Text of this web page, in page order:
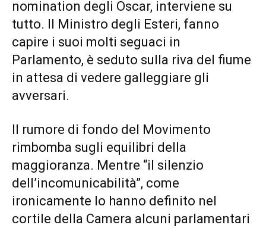
nomination degli Oscar, interviene su
tutto. Il Ministro degli Esteri, fanno
capire i suoi molti seguaci in
Parlamento, è seduto sulla riva del fiume
in attesa di vedere galleggiare gli
avversari.
Il rumore di fondo del Movimento
rimbomba sugli equilibri della
maggioranza. Mentre “il silenzio
dell’incomunicabilità”, come
ironicamente lo hanno definito nel
cortile della Camera alcuni parlamentari